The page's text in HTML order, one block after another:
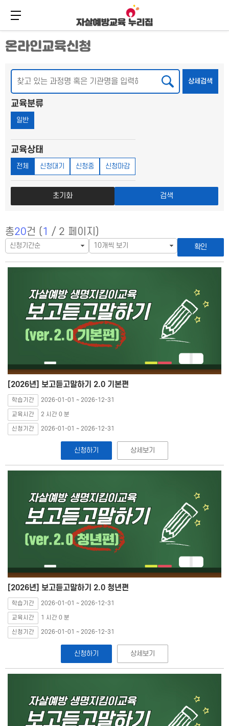
주
메
뉴
본
문
바
메뉴 버튼
온라인교육신청
검색
상세검색
교육분류
일반
교육상태
전체 신청대기 신청중 신청마감
초기화 검색
총20건 ( 1 / 2 페이지)
확인
[2026년] 보고듣고말하기 2.0 기본편
학습기간 2026-01-01 ~ 2026-12-31
교육시간 2 시간 0 분
신청기간 2026-01-01 ~ 2026-12-31
신청하기 상세보기
[2026년] 보고듣고말하기 2.0 청년편
학습기간 2026-01-01 ~ 2026-12-31
교육시간 1 시간 0 분
신청기간 2026-01-01 ~ 2026-12-31
신청하기 상세보기